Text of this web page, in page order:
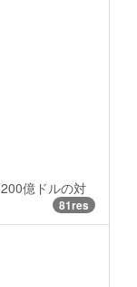
億ドルの対
81res